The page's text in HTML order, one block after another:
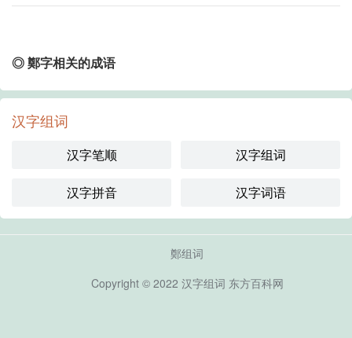
◎ 鄭字相关的成语
汉字组词
汉字笔顺 汉字组词
汉字拼音 汉字词语
鄭组词
Copyright © 2022 汉字组词 东方百科网